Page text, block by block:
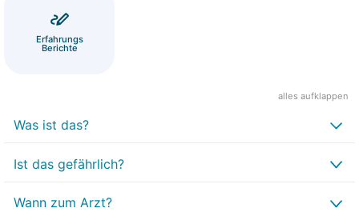
Erfahrungs
Berichte
alles aufklappen
Was ist das?
Ist das gefährlich?
Wann zum Arzt?